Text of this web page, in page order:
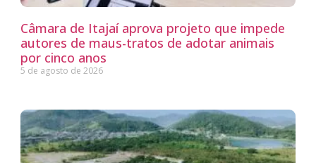
Câmara de Itajaí aprova projeto que impede
autores de maus-tratos de adotar animais
por cinco anos
5 de agosto de 2026